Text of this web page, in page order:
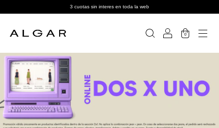
3 cuotas sin interes en toda la web
0